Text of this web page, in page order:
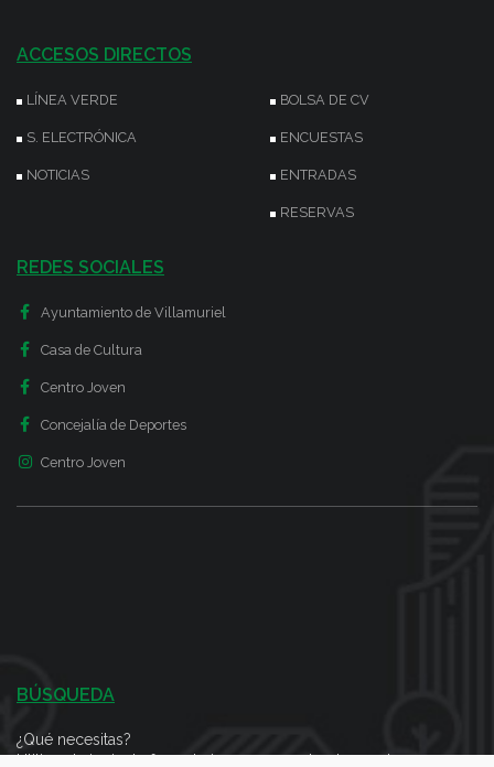
ACCESOS DIRECTOS
LÍNEA VERDE
S. ELECTRÓNICA
NOTICIAS
BOLSA DE CV
ENCUESTAS
ENTRADAS
RESERVAS
REDES SOCIALES
Ayuntamiento de Villamuriel
Casa de Cultura
Centro Joven
Concejalía de Deportes
Centro Joven
BÚSQUEDA
¿Qué necesitas?
Utiliza el siguiente formulario para encontrar lo que buscas en